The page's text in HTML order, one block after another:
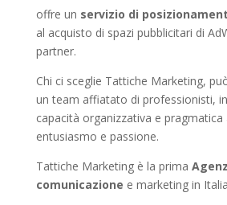
offre un servizio di
al acquisto di spazi pubblicitari di
partner.
Chi ci sceglie Tattiche Marketing,
un team affiatato di professionisti,
capacità organizzativa e pragmatica
entusiasmo e passione.
Tattiche Marketing è la prima
comunicazione e marketing in